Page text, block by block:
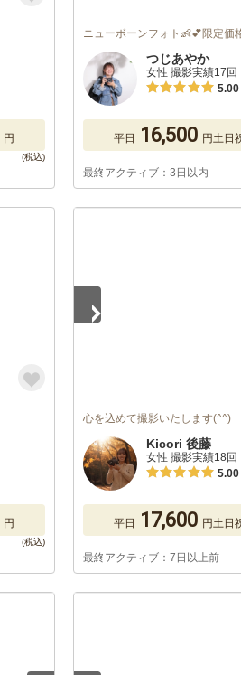
円
ニューボーンフォト👶💕限定
つじあやか
女性 撮影実績17回
5.00
平日 16,500 円土日
最終アクティブ：3日以内
円
心を込めて撮影いたします(^^)
Kicori 後藤
女性 撮影実績18回
5.00
平日 17,600 円土日
最終アクティブ：7日以上前